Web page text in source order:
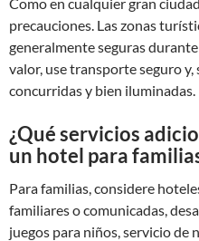
precauciones. Las zonas
generalmente seguras
valor, use transporte seguro y,
concurridas y bien iluminadas.
¿Qué servicios
un hotel para
Para familias, considere
familiares o comunicadas,
juegos para niños, servicio de